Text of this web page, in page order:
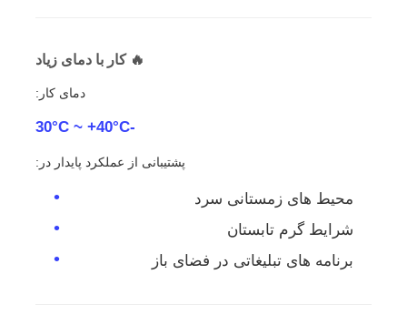
🔥 کار با دمای زیاد
دمای کار:
-30°C ~ +40°C
پشتیبانی از عملکرد پایدار در:
محیط های زمستانی سرد
شرایط گرم تابستان
برنامه های تبلیغاتی در فضای باز